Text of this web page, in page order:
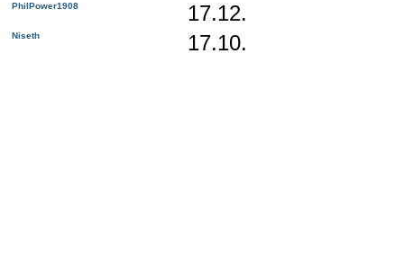
PhilPower1908 17.12.
Niseth 17.10.